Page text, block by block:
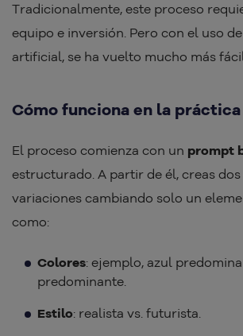
Tradicionalmente, este proceso
equipo e inversión. Pero con el uso
artificial, se ha vuelto mucho más
Cómo funciona en la práctica
El proceso comienza con un prompt
estructurado. A partir de él, creas dos
variaciones cambiando solo un
como:
Colores: ejemplo, azul
predominante.
Estilo: realista vs. futurista.